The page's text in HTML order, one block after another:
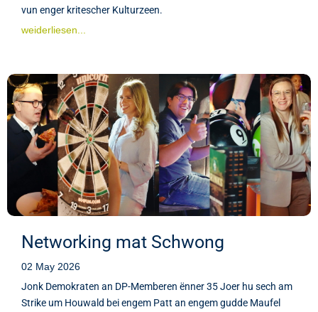
vun enger kritescher Kulturzeen.
weiderliesen...
Networking mat Schwong
02 May 2026
Jonk Demokraten an DP-Memberen ënner 35 Joer hu sech am
Strike um Houwald bei engem Patt an engem gudde Maufel